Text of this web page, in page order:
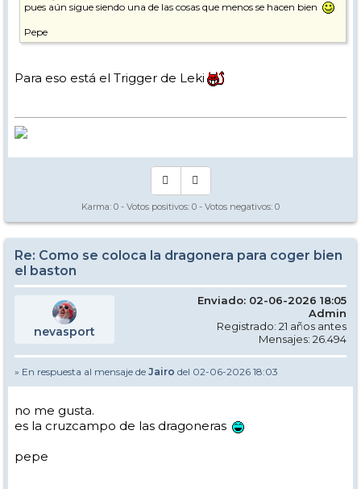
pues aún sigue siendo una de las cosas que menos se hacen bien
Pepe
Para eso está el Trigger de Leki
Karma: 0 - Votos positivos: 0 - Votos negativos: 0
Re: Como se coloca la dragonera para coger bien
el baston
nevasport
Enviado: 02-06-2026 18:05
Admin
Registrado: 21 años antes
Mensajes: 26.494
» En respuesta al mensaje de Jairo del 02-06-2026 18:03
no me gusta.
es la cruzcampo de las dragoneras
pepe